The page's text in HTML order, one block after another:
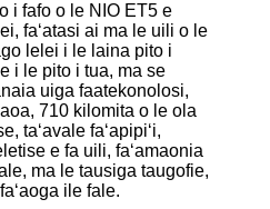
i fafo o le NIO ET5 e
faʻatasi ai ma le uili o le
lelei i le laina pito i
i le pito i tua, ma se
uiga faatekonolosi,
710 kilomita o le ola
taʻavale faʻapipiʻi,
e fa uili, faʻamaonia
ma le tausiga taugofie,
ile fale.